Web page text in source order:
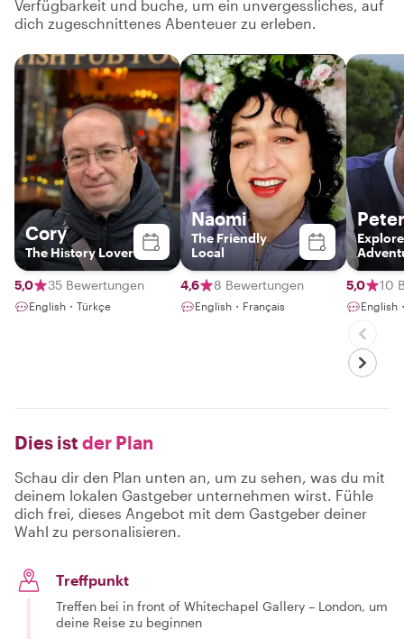
Verfügbarkeit und buche, um ein unvergessliches, auf
dich zugeschnittenes Abenteuer zu erleben.
Cory
The History Lover
5,0 35 Bewertungen
English・Türkçe
Naomi
The Friendly
Local
4,6 8 Bewertungen
English・Français
Peter
5,0 10
English
Dies ist der Plan
Schau dir den Plan unten an, um zu sehen, was du mit
deinem lokalen Gastgeber unternehmen wirst. Fühle
dich frei, dieses Angebot mit dem Gastgeber deiner
Wahl zu personalisieren.
Treffpunkt
Treffen bei in front of Whitechapel Gallery – London, um
deine Reise zu beginnen